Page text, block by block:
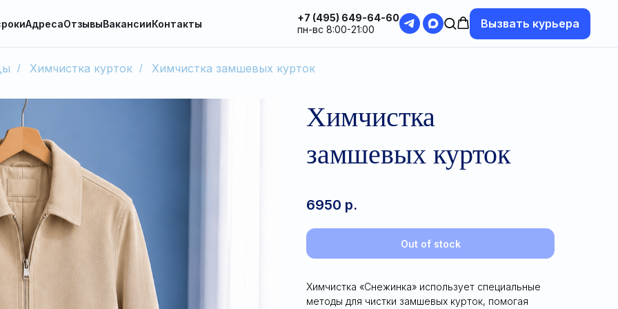
АдресаОтзывыВакансииКонтакты
+7 (495) 649-64-60
пн-вс 8:00-21:00
Вызвать курьера
/ Химчистка курток / Химчистка замшевых курток
Химчистка
замшевых курток
6950 р.
Out of stock
Химчистка «Снежинка» использует специальные
методы для чистки замшевых курток, помогая